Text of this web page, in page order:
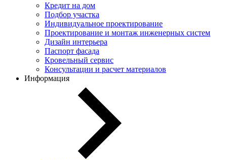
Кредит на дом
Подбор участка
Индивидуальное проектирование
Проектирование и монтаж инженерных систем
Дизайн интерьера
Паспорт фасада
Кровельный сервис
Консультации и расчет материалов
Информация